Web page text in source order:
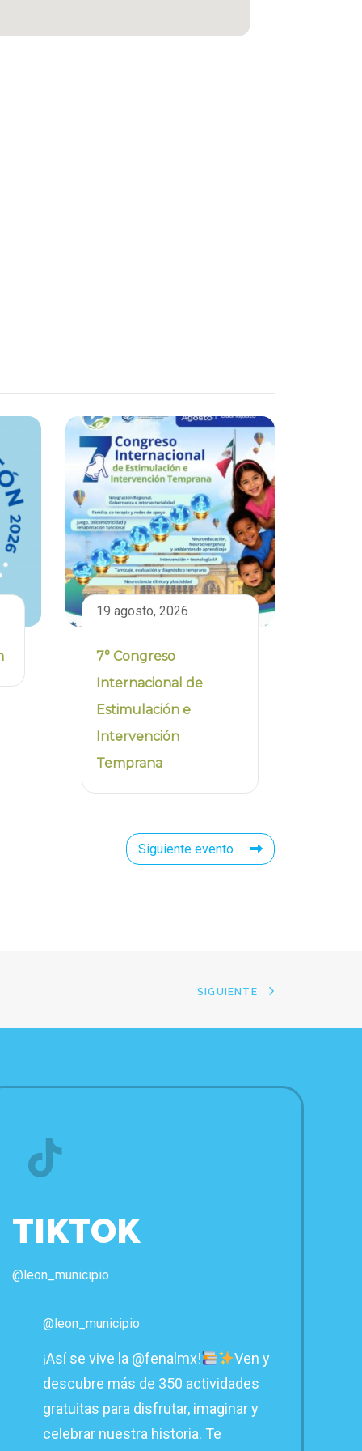
19 agosto, 2026
7° Congreso
Internacional de
Estimulación e
Intervención
Temprana
Siguiente evento
SIGUIENTE
TIKTOK
@leon_municipio
@leon_municipio
¡Así se vive la @fenalmx!
Ven y
descubre más de 350 actividades
gratuitas para disfrutar, imaginar y
celebrar nuestra historia. Te